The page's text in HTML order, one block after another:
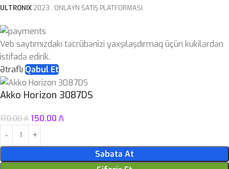
ULTRONIX 2023 . ONLAYN SATIŞ PLATFORMASI.
Veb saytımızdakı təcrübənizi yaxşılaşdırmaq üçün kukilərdən
istifadə edirik.
Ətraflı Qəbul Et
Akko Horizon 3087DS
170.00₼ 150.00 ₼
Səbətə At